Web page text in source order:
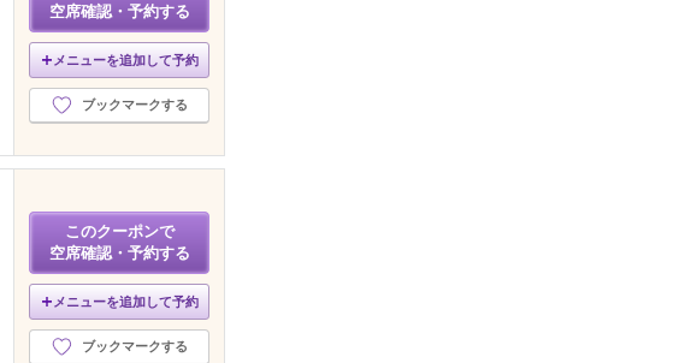
空席確認・予約する
メニューを追加して予約
ブックマークする
このクーポンで
空席確認・予約する
メニューを追加して予約
ブックマークする